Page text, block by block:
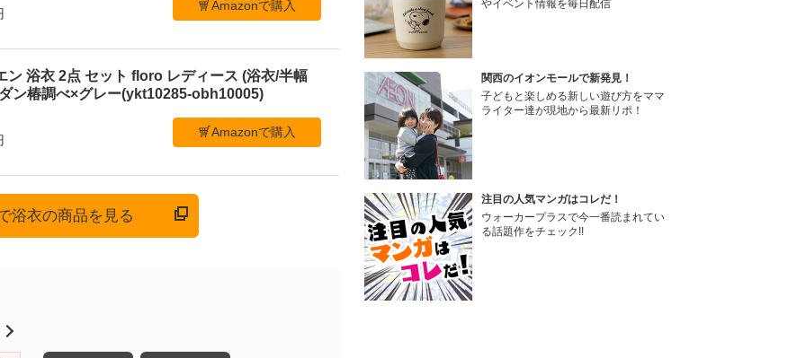
Amazonで購入
ン 浴衣 2点 セット floro レディース (浴衣/半幅
ン椿調べ×グレー(ykt10285-obh10005)
Amazonで購入
浴衣の商品を見る
やイベント情報を毎日配信
関西のイオンモールで新発見！
子どもと楽しめる新しい遊び方をママ
ライター達が現地から最新リポ！
注目の人気マンガはコレだ！
ウォーカープラスで今一番読まれてい
る話題作をチェック!!